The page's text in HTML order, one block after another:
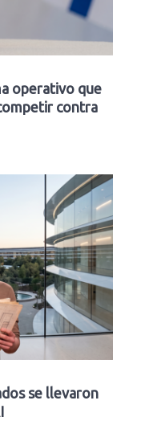
operativo que
contra
se llevaron